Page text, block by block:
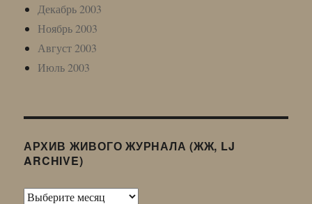
Декабрь 2003
Ноябрь 2003
Август 2003
Июль 2003
АРХИВ ЖИВОГО ЖУРНАЛА (ЖЖ, LJ
ARCHIVE)
Архив